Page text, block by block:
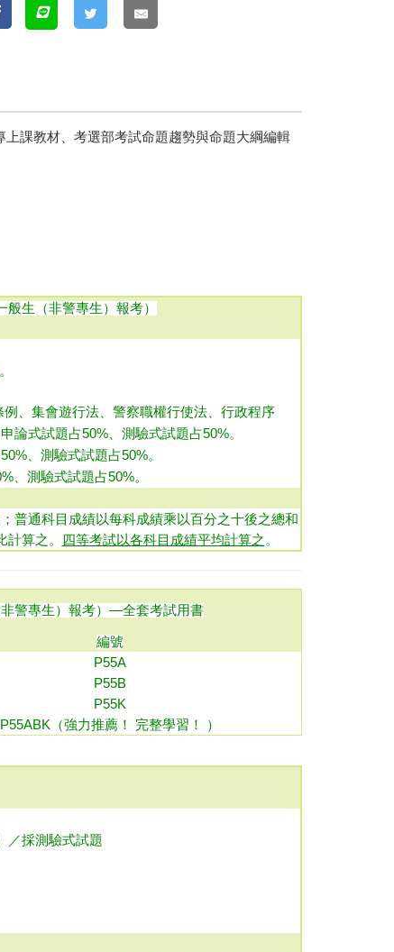
上課教材、考選部考試命題趨勢與命題大綱編輯
生（非警專生）報考）
、集會遊行法、警察職權行使法、行政程序
論式試題占50%、測驗式試題占50%。
、測驗式試題占50%。
、測驗式試題占50%。
普通科目成績以每科成績乘以百分之十後之總和
算之。
四等考試以各科目成績平均計算之 。
警專生）報考） —全套考試用書
編號
P55A
P55B
P55K
P55ABK（強力推薦！ 完整學習！ ）
／採測驗式試題